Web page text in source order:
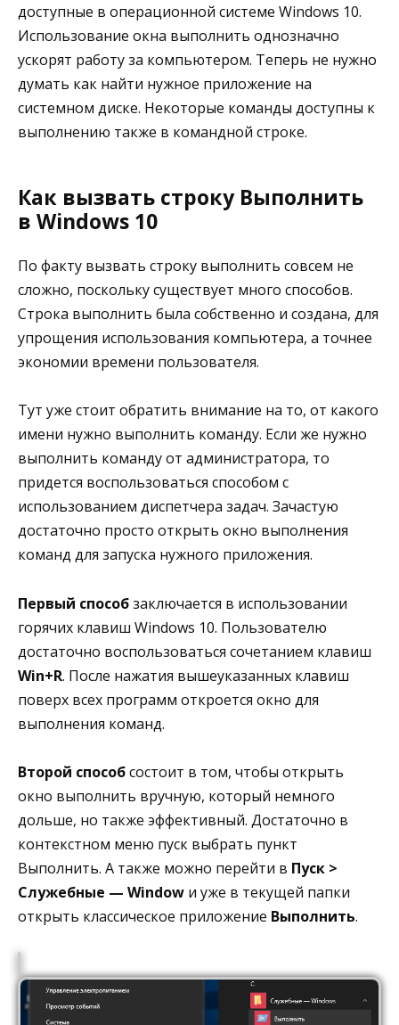
доступные в операционной системе Windows 10.
Использование окна выполнить однозначно
ускорят работу за компьютером. Теперь не нужно
думать как найти нужное приложение на
системном диске. Некоторые команды доступны к
выполнению также в командной строке.
Как вызвать строку Выполнить
в Windows 10
По факту вызвать строку выполнить совсем не
сложно, поскольку существует много способов.
Строка выполнить была собственно и создана, для
упрощения использования компьютера, а точнее
экономии времени пользователя.
Тут уже стоит обратить внимание на то, от какого
имени нужно выполнить команду. Если же нужно
выполнить команду от администратора, то
придется воспользоваться способом с
использованием диспетчера задач. Зачастую
достаточно просто открыть окно выполнения
команд для запуска нужного приложения.
Первый способзаключается в использовании
горячих клавиш Windows 10. Пользователю
достаточно воспользоваться сочетанием клавиш
Win+R. После нажатия вышеуказанных клавиш
поверх всех программ откроется окно для
выполнения команд.
Второй способсостоит в том, чтобы открыть
окно выполнить вручную, который немного
дольше, но также эффективный. Достаточно в
контекстном меню пуск выбрать пункт
Выполнить. А также можно перейти в Пуск >
Служебные — Window и уже в текущей папки
открыть классическое приложение Выполнить.